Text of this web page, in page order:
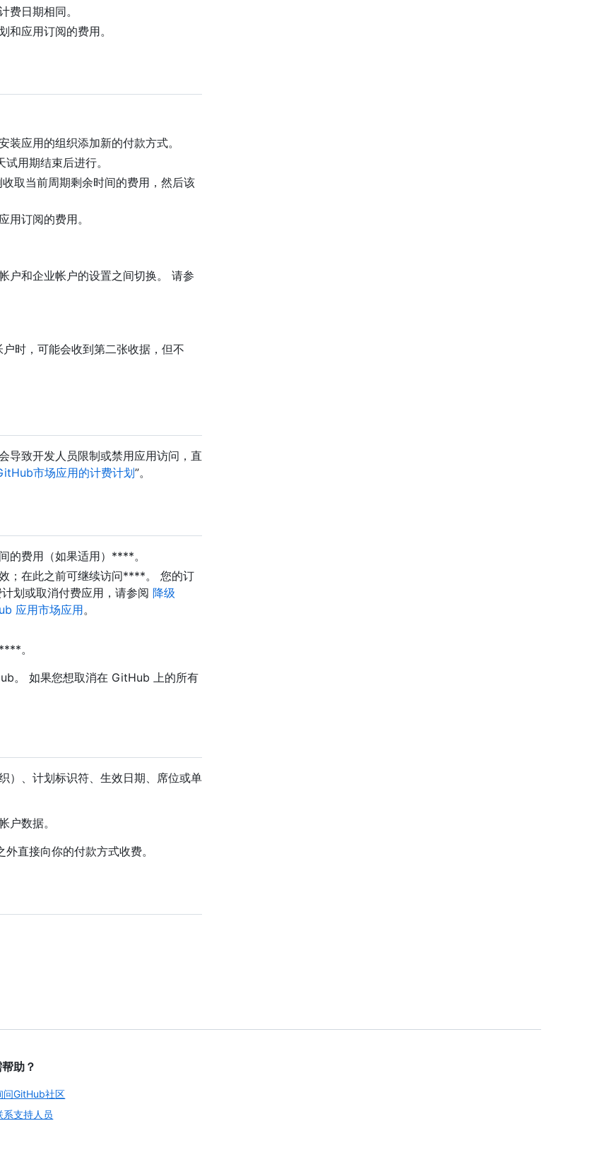
费日期相同。
应用订阅的费用。
应用的组织添加新的付款方式。
用期结束后进行。
取当前周期剩余时间的费用，然后该
订阅的费用。
户和企业帐户的设置之间切换。 请参
时，可能会收到第二张收据，但不
导致开发人员限制或禁用应用访问，直
市场应用的计费计划”。
的费用（如果适用）****。
；在此之前可继续访问****。 您的订
划或取消付费应用，请参阅 降级
应用市场应用。
。
。 如果您想取消在 GitHub 上的所有
）、计划标识符、生效日期、席位或单
户数据。
直接向你的付款方式收费。
助？
问GitHub社区
系支持人员